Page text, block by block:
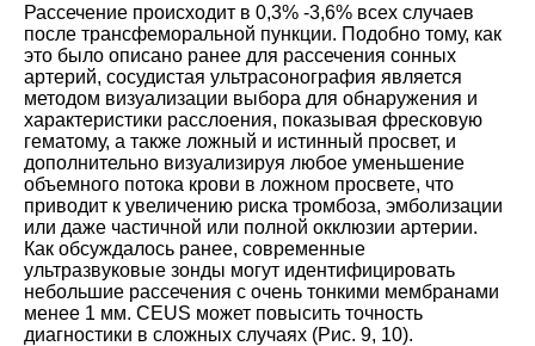
Рассечение происходит в 0,3% -3,6% всех случаев
после трансфеморальной пункции. Подобно тому, как
это было описано ранее для рассечения сонных
артерий, сосудистая ультрасонография является
методом визуализации выбора для обнаружения и
характеристики расслоения, показывая фресковую
гематому, а также ложный и истинный просвет, и
дополнительно визуализируя любое уменьшение
объемного потока крови в ложном просвете, что
приводит к увеличению риска тромбоза, эмболизации
или даже частичной или полной окклюзии артерии.
Как обсуждалось ранее, современные
ультразвуковые зонды могут идентифицировать
небольшие рассечения с очень тонкими мембранами
менее 1 мм. CEUS может повысить точность
диагностики в сложных случаях (Рис. 9, 10).